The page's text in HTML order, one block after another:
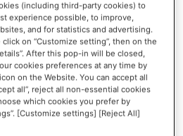
Pago más rápido, guardar más de una
más.
UNA CUENTA
(including third-party cookies) to
experience possible, to improve,
and for statistics and advertising.
on “Customize setting”, then on the
After this pop-in will be closed,
cookies preferences at any time by
on the Website. You can accept all
all”, reject all non-essential cookies
which cookies you prefer by
[Customize settings] [Reject All]